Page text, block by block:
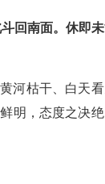
回南面。休即
河枯干、白天
明，态度之决